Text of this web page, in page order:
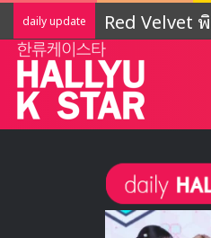
daily update LIGHTSUM